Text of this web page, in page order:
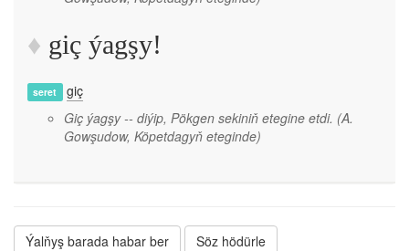
giç ýagşy!
seret
giç
Giç ýagşy -- diýip, Pökgen sekiniň etegine etdi. (A.
Gowşudow, Köpetdagyň eteginde)
Ýalňyş barada habar ber Söz hödürle